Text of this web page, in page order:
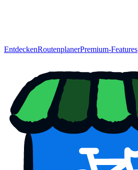
EntdeckenRoutenplanerPremium-Features